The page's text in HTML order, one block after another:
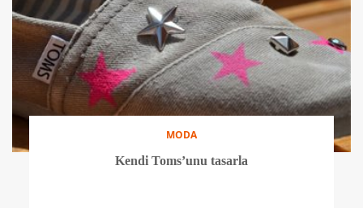
MODA
Kendi Toms’unu tasarla